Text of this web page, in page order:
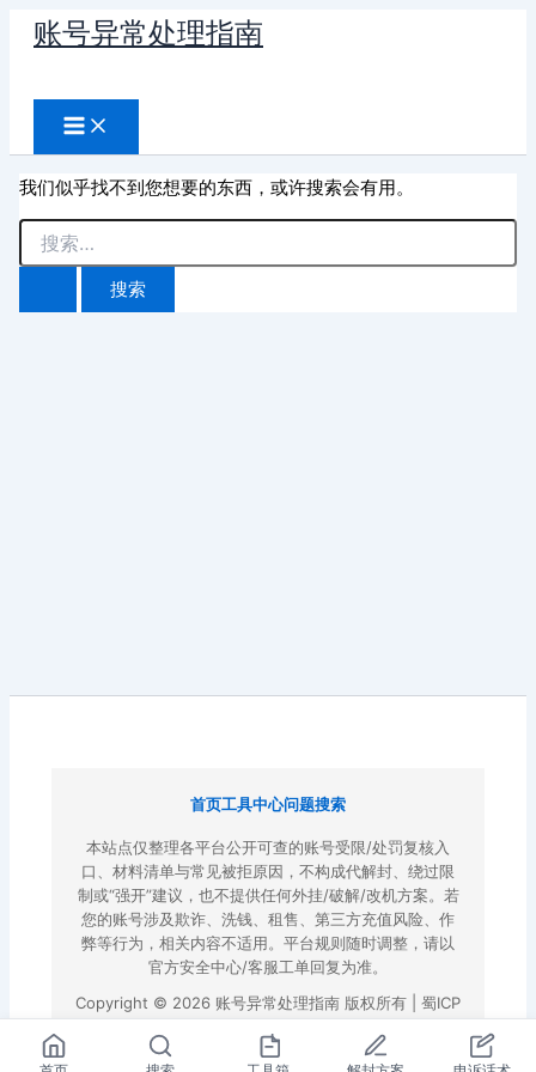
账号异常处理指南
索
我们似乎找不到您想要的东西，或许搜索会有用。
搜
索：
首页工具中心问题搜索
本站点仅整理各平台公开可查的账号受限/处罚复核入
口、材料清单与常见被拒原因，不构成代解封、绕过限
制或“强开”建议，也不提供任何外挂/破解/改机方案。若
您的账号涉及欺诈、洗钱、租售、第三方充值风险、作
弊等行为，相关内容不适用。平台规则随时调整，请以
官方安全中心/客服工单回复为准。
Copyright © 2026 账号异常处理指南 版权所有 | 蜀ICP